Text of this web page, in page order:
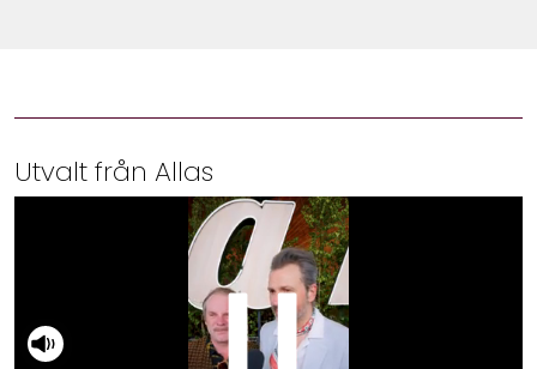
Utvalt från Allas